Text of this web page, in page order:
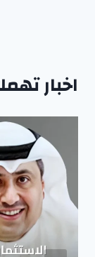
اخبار